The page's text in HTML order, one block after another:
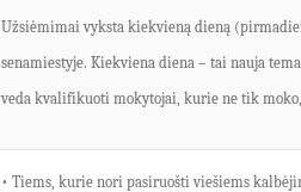
Užsiėmimai vyksta kiekvieną dieną
senamiestyje. Kiekviena diena – tai nauja
veda kvalifikuoti mokytojai, kurie ne tik
• Tiems, kurie nori pasiruošti viešiems